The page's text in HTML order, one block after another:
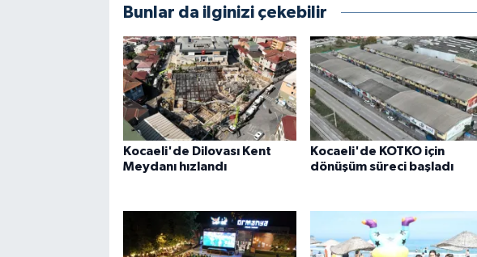
Bunlar da ilginizi çekebilir
Kocaeli'de Dilovası Kent
Meydanı hızlandı
Kocaeli'de KOTKO için
dönüşüm süreci başladı